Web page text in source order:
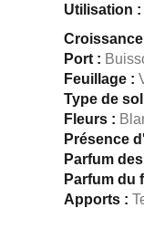
Utilisation :
Port :
Feuillage :
Type de
Fleurs :
Présence
Parfum
Parfum du
Apports :